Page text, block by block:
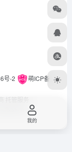
号-2
萌ICP备
托管服务
我的